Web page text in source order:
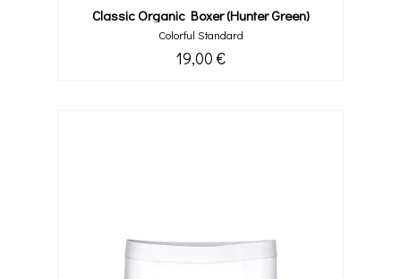
Classic Organic Boxer (hunter Green)
Colorful Standard
19,00 €